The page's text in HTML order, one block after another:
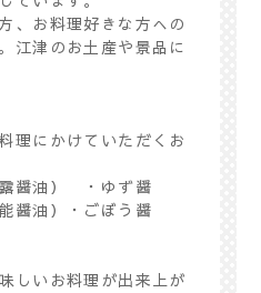
、お料理好きな方への
江津のお土産や景品に
理にかけていただくお
醤油） ・ゆず醤
醤油）・ごぼう醤
しいお料理が出来上が